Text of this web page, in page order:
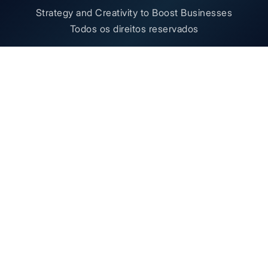
Strategy and Creativity to Boost Businesses
Todos os direitos reservados